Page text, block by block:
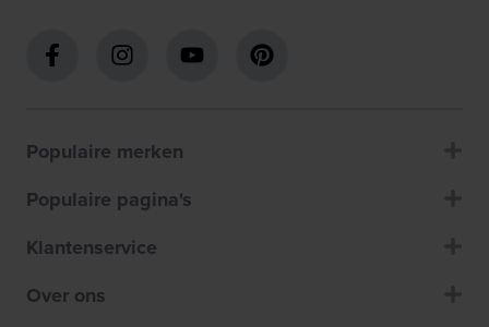
Populaire merken
Populaire pagina's
Klantenservice
Over ons